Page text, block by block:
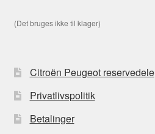
(Det bruges ikke til klager)
Citroën Peugeot reservedele
Privatlivspolitik
Betalinger